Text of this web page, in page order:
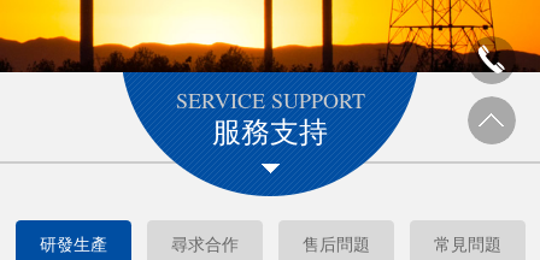
SERVICE SUPPORT
服務支持
研發生產 尋求合作 售后問題 常見問題